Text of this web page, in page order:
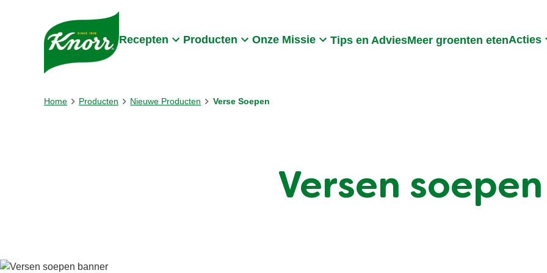
Skip to:
Recepten Producten Onze Missie Tips en AdviesMeer groenten etenActies
Home Producten Nieuwe Producten Verse Soepen
Versen soepen